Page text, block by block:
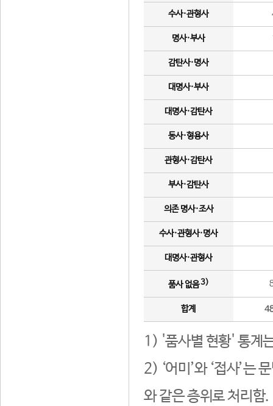
수사·관형사
명사·부사
감탄사·명사
대명사·부사
대명사·감탄사
동사·형용사
관형사·감탄사
부사·감탄사
의존 명사·조사
수사·관형사·명사
대명사·관형사
품사 없음3)
합계
1) '품사별 현황' 통계
2) ‘어미’와 ‘접사’는
와 같은 층위로 처리함.